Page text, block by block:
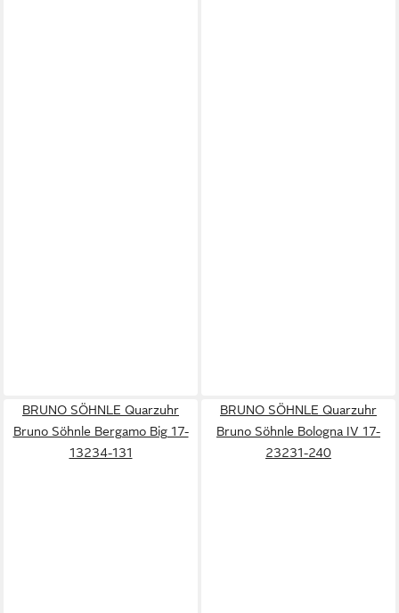
BRUNO SÖHNLE Quarzuhr
Bruno Söhnle Bergamo Big 17-
13234-131
BRUNO SÖHNLE Quarzuhr
Bruno Söhnle Bologna IV 17-
23231-240